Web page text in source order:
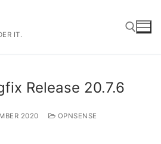
IT.
Release 20.7.6
2020 OPNSENSE